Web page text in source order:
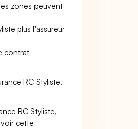
zones peuvent
plus l'assureur
contrat
RC Styliste.
RC Styliste,
cette